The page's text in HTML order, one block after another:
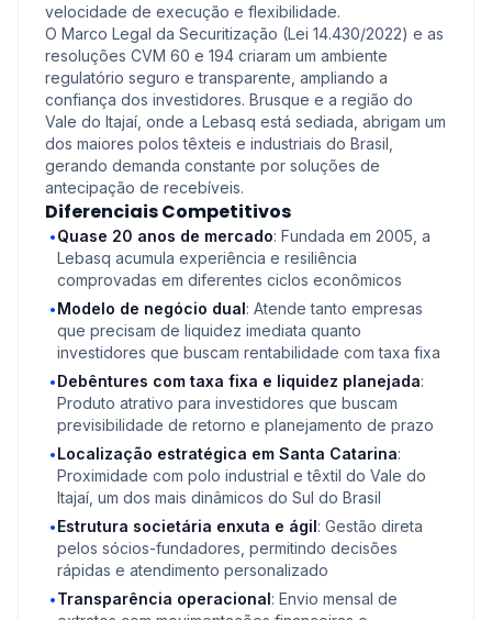
velocidade de execução e flexibilidade.
O Marco Legal da Securitização (Lei 14.430/2022) e as
resoluções CVM 60 e 194 criaram um ambiente
regulatório seguro e transparente, ampliando a
confiança dos investidores. Brusque e a região do
Vale do Itajaí, onde a Lebasq está sediada, abrigam um
dos maiores polos têxteis e industriais do Brasil,
gerando demanda constante por soluções de
antecipação de recebíveis.
Diferenciais Competitivos
• Quase 20 anos de mercado: Fundada em 2005, a
Lebasq acumula experiência e resiliência
comprovadas em diferentes ciclos econômicos
• Modelo de negócio dual: Atende tanto empresas
que precisam de liquidez imediata quanto
investidores que buscam rentabilidade com taxa fixa
• Debêntures com taxa fixa e liquidez planejada:
Produto atrativo para investidores que buscam
previsibilidade de retorno e planejamento de prazo
• Localização estratégica em Santa Catarina:
Proximidade com polo industrial e têxtil do Vale do
Itajaí, um dos mais dinâmicos do Sul do Brasil
• Estrutura societária enxuta e ágil: Gestão direta
pelos sócios-fundadores, permitindo decisões
rápidas e atendimento personalizado
• Transparência operacional: Envio mensal de